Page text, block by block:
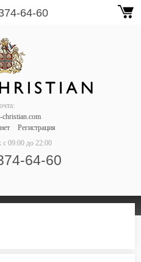
64-60
Регистрация
с 09:00 до 22:00
64-60